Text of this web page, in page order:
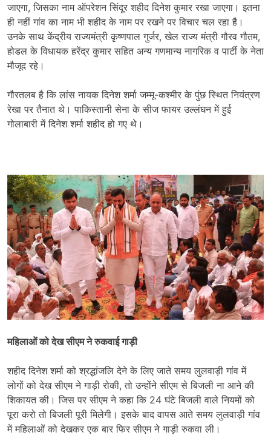
जाएगा, जिसका नाम ऑपरेशन सिंदूर शहीद दिनेश कुमार रखा जाएगा। इतना
ही नहीं गांव का नाम भी शहीद के नाम पर रखने पर विचार चल रहा है।
उनके साथ केंद्रीय राज्यमंत्री कृष्णपाल गुर्जर, खेल राज्य मंत्री गौरव गौतम,
होडल के विधायक हरेंद्र कुमार सहित अन्य गणमान्य नागरिक व पार्टी के नेता
मौजूद रहे।
गौरतलब है कि लांस नायक दिनेश शर्मा जम्मू-कश्मीर के पुंछ स्थित नियंत्रण
रेखा पर तैनात थे। पाकिस्तानी सेना के सीज फायर उल्लंघन में हुई
गोलाबारी में दिनेश शर्मा शहीद हो गए थे।
महिलाओं को देख सीएम ने रुकवाई गाड़ी
शहीद दिनेश शर्मा को श्रद्धांजलि देने के लिए जाते समय लुलवाड़ी गांव में
लोगों को देख सीएम ने गाड़ी रोकी, तो उन्होंने सीएम से बिजली ना आने की
शिकायत की। जिस पर सीएम ने कहा कि 24 घंटे बिजली वाले नियमों को
पूरा करो तो बिजली पूरी मिलेगी। इसके बाद वापस आते समय लुलवाड़ी गांव
में महिलाओं को देखकर एक बार फिर सीएम ने गाड़ी रुकवा ली।